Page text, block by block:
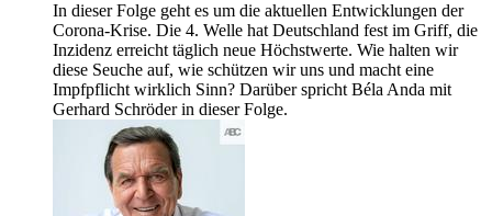
In dieser Folge geht es um die aktuellen Entwicklungen der
Corona-Krise. Die 4. Welle hat Deutschland fest im Griff, die
Inzidenz erreicht täglich neue Höchstwerte. Wie halten wir
diese Seuche auf, wie schützen wir uns und macht eine
Impfpflicht wirklich Sinn? Darüber spricht Béla Anda mit
Gerhard Schröder in dieser Folge.